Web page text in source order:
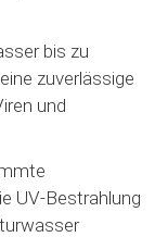
bis zu
zuverlässige
und
UV-Bestrahlung